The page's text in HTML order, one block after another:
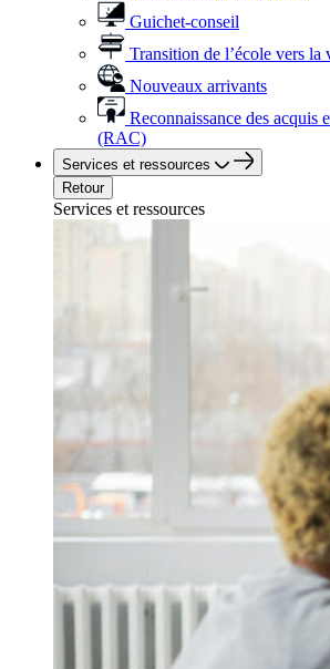
Guichet-conseil
Transition de l’école vers
Nouveaux arrivants
Reconnaissance des acquis
(RAC)
Services et ressources
Retour
Services et ressources